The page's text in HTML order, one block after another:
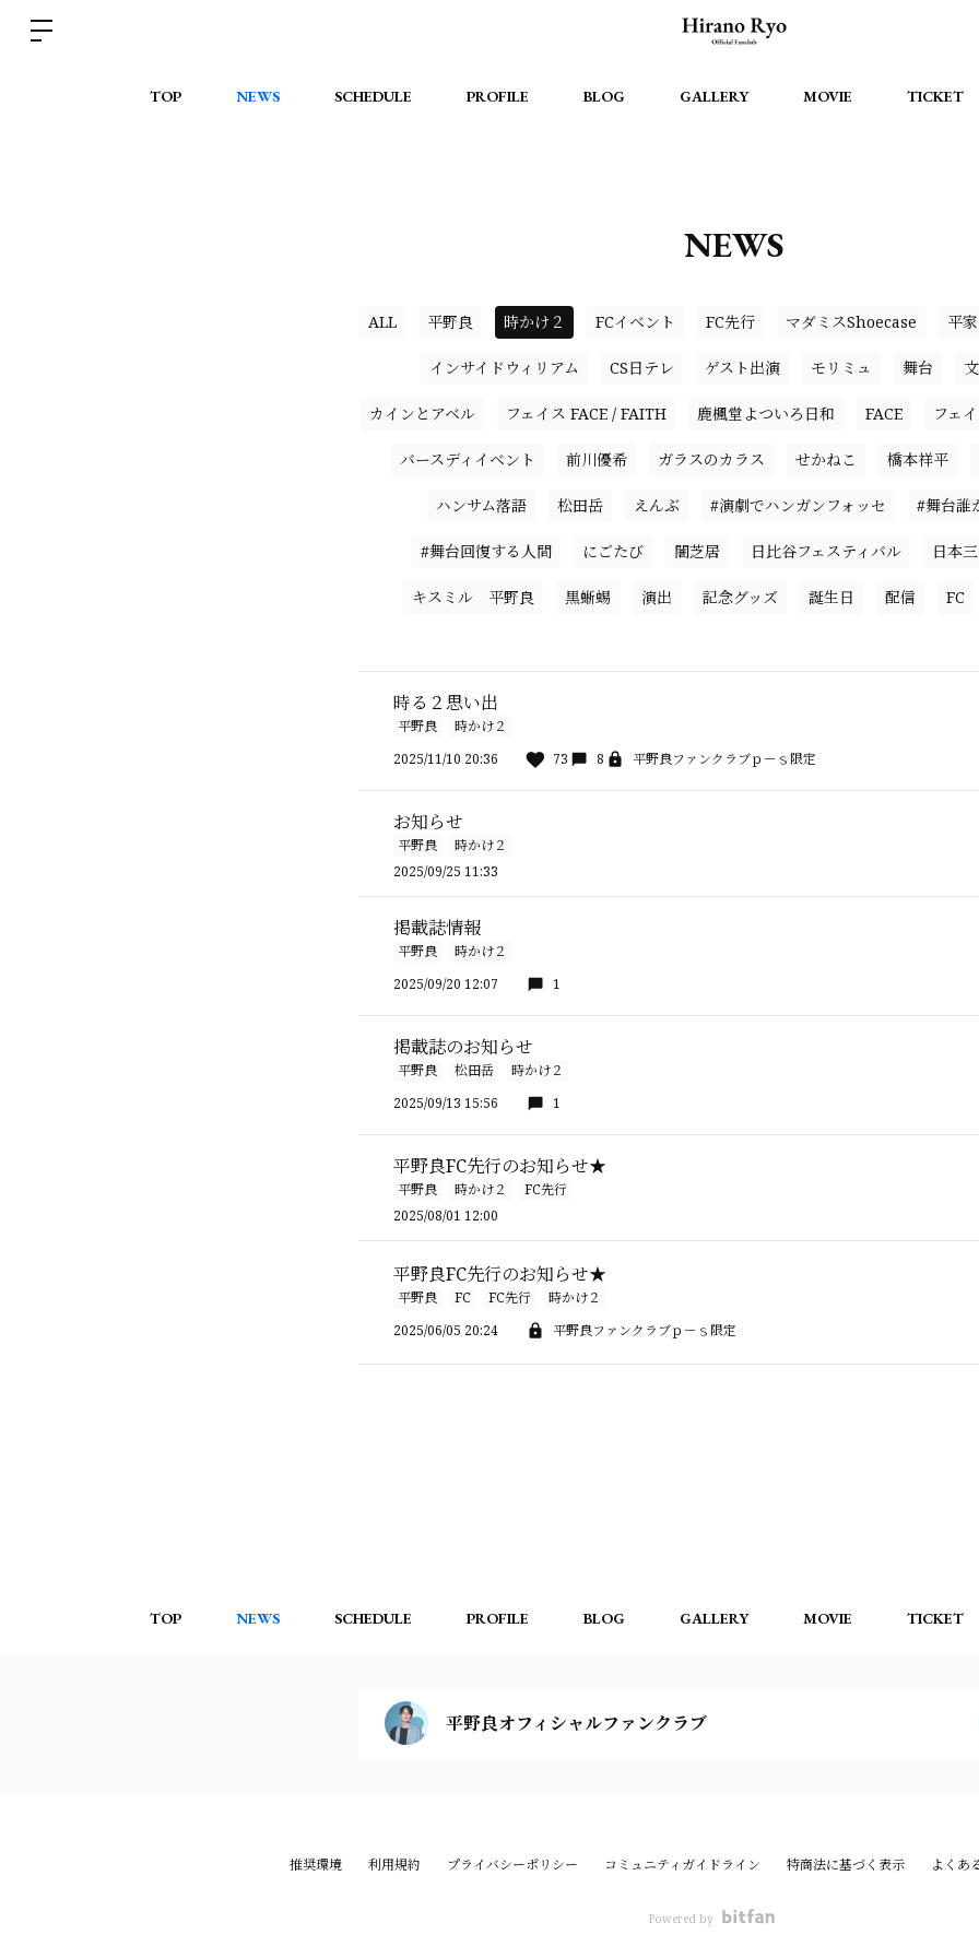
TOP NEWS SCHEDULE PROFILE BLOG GALLERY MOVIE TICKET
NEWS
ALL 平野良 時かけ２ FCイベント FC先行 マダミスShoecase 平
インサイドウィリアム CS日テレ ゲスト出演 モリミュ 舞台
カインとアベル フェイス FACE / FAITH 鹿楓堂よついろ日和 FACE フェ
バースディイベント 前川優希 ガラスのカラス せかねこ 橋本祥平
ハンサム落語 松田岳 えんぶ #演劇でハンガンフォッセ #舞台誰
#舞台回復する人間 にごたび 闇芝居 日比谷フェスティバル 日本
キスミル 平野良 黒蜥蜴 演出 記念グッズ 誕生日 配信 FC
時る２思い出
平野良
時かけ２
2025/11/10 20:36
73 8 平野良ファンクラブｐ－ｓ限定
お知らせ
平野良
時かけ２
2025/09/25 11:33
掲載誌情報
平野良
時かけ２
2025/09/20 12:07
1
掲載誌のお知らせ
平野良 松田岳
時かけ２
2025/09/13 15:56
1
平野良FC先行のお知らせ★
平野良 時かけ２
FC先行
2025/08/01 12:00
平野良FC先行のお知らせ★
平野良 FC FC先行
時かけ２
2025/06/05 20:24
平野良ファンクラブｐ－ｓ限定
TOP NEWS SCHEDULE PROFILE BLOG GALLERY MOVIE TICKET
平野良オフィシャルファンクラブ
推奨環境 利用規約 プライバシーポリシー コミュニティガイドライン 特商法に基づく表示 よくあ
Powered by